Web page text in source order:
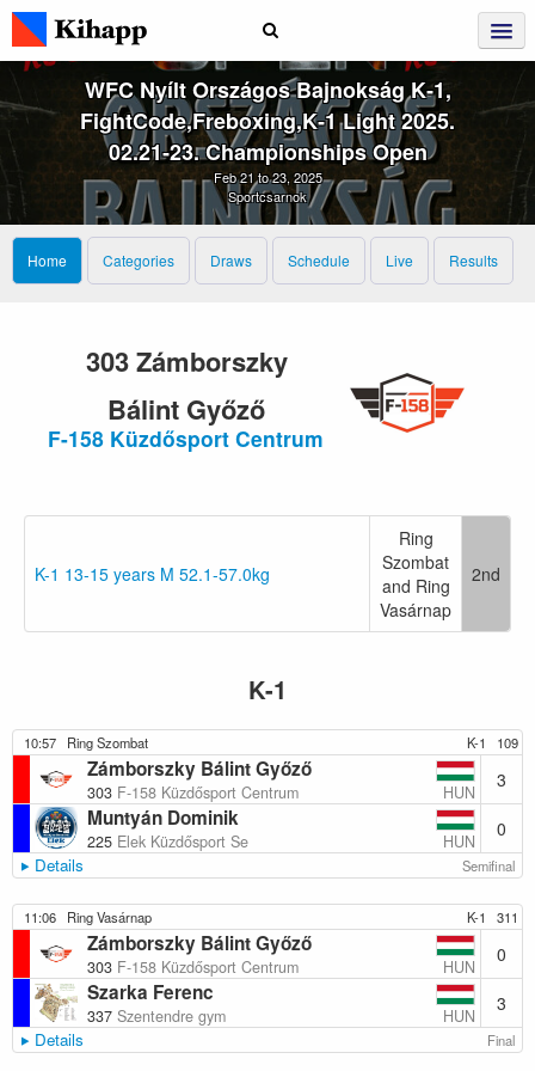
WFC Nyílt Országos Bajnokság K‑1,
FightCode,Freboxing,K‑1 Light 2025.
02.21‑23. Championships Open
Feb 21 to 23, 2025
Sportcsarnok
Home Categories Draws Schedule Live Results
303 Zámborszky
Bálint Győző
F-158 Küzdősport Centrum
K-1 13-15 years M 52.1-57.0kg
Ring
Szombat
and Ring
Vasárnap
2nd
K-1
10:57 Ring Szombat K-1 109
Zámborszky Bálint Győző
303 F-158 Küzdősport Centrum HUN
3
Muntyán Dominik
225 Elek Küzdősport Se HUN
0
Details Semifinal
11:06 Ring Vasárnap K-1 311
Zámborszky Bálint Győző
303 F-158 Küzdősport Centrum HUN
0
Szarka Ferenc
337 Szentendre gym HUN
3
Details Final